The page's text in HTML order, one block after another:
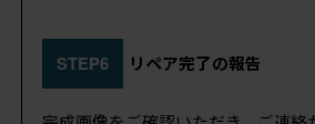
STEP6 リペア完了の報告